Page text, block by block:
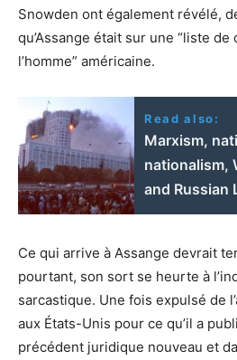
Snowden ont également révélé,
qu’Assange était sur une “liste de
l’homme” américaine.
Read also:
Marxism,
nationalism,
and Russian
Ce qui arrive à Assange devrait
pourtant, son sort se heurte à
sarcastique. Une fois expulsé de
aux États-Unis pour ce qu’il a
précédent juridique nouveau et